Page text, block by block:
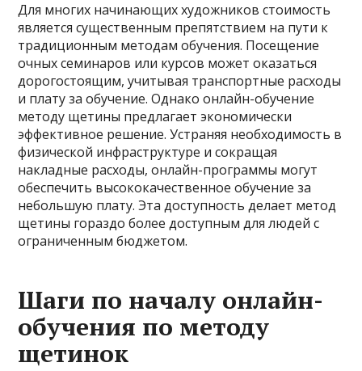
Для многих начинающих художников стоимость
является существенным препятствием на пути к
традиционным методам обучения. Посещение
очных семинаров или курсов может оказаться
дорогостоящим, учитывая транспортные расходы
и плату за обучение. Однако онлайн-обучение
методу щетины предлагает экономически
эффективное решение. Устраняя необходимость в
физической инфраструктуре и сокращая
накладные расходы, онлайн-программы могут
обеспечить высококачественное обучение за
небольшую плату. Эта доступность делает метод
щетины гораздо более доступным для людей с
ограниченным бюджетом.
Шаги по началу онлайн-
обучения по методу
щетинок